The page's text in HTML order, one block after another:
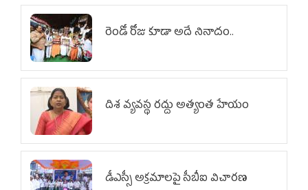
రెండో రోజు కూడా అదే నినాదం..
దిశ వ్యవస్థ రద్దు అత్యంత హేయం
డీఎస్సీ అక్రమాలపై సీబీఐ విచారణ